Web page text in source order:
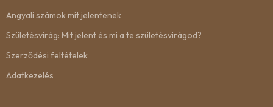
Angyali számok mit jelentenek
Születésvirág: Mit jelent és mi a te születésvirágod?
Szerződési feltételek
Adatkezelés